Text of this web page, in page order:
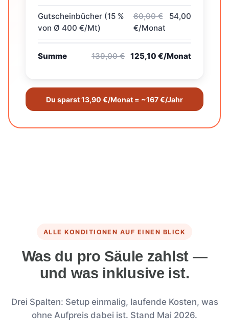
Gutscheinbücher (15 %
von Ø 400 €/Mt)
60,00 €
54,00
€/Monat
Summe 139,00 € 125,10 €/Monat
Du sparst13,90 €/Monat = ~167 €/Jahr
ALLE KONDITIONEN AUF EINEN BLICK
Was du pro Säule zahlst —
und was inklusive ist.
Drei Spalten: Setup einmalig, laufende Kosten, was
ohne Aufpreis dabei ist. Stand Mai 2026.